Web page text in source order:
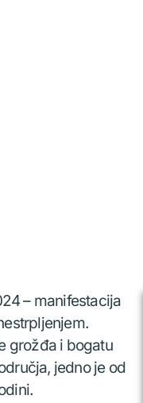
– manifestacija
grožđa i bogatu
jedno je od